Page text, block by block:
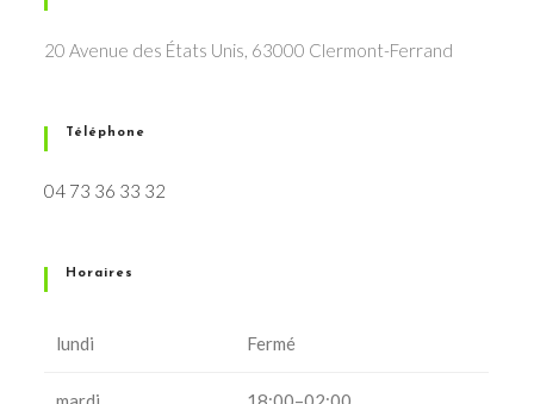
20 Avenue des États Unis, 63000 Clermont-Ferrand
Téléphone
04 73 36 33 32
Horaires
lundi Fermé